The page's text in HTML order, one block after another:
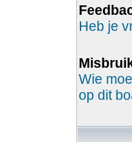
Heb je
Wie
op dit